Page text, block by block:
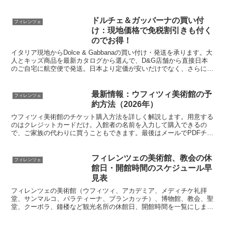
しょう。
フィレンツェ
ドルチェ＆ガッバーナの買い付
け：現地価格で免税割引きも付く
のでお得！
イタリア現地からDolce & Gabbanaの買い付け・発送を承ります。大
人とキッズ商品を最新カタログから選んで、D&G店舗から直接日本
のご自宅に航空便で発送。日本より定価が安いだけでなく、さらにイ
フィレンツェ
最新情報：ウフィツィ美術館の予
約方法（2026年）
ウフィツィ美術館のチケット購入方法を詳しく解説します。用意する
のはクレジットカードだけ。入館者の名前を入力して購入できるの
で、ご家族の代わりに買うこともできます。最後はメールでPDFチケ
フィレンツェ
フィレンツェの美術館、教会の休
館日・開館時間のスケジュール早
見表
フィレンツェの美術館（ウフィツィ、アカデミア、メディチケ礼拝
堂、サンマルコ、パラティーナ、ブランカッチ）、博物館、教会、聖
堂、クーポラ、鐘楼など観光名所の休館日、開館時間を一覧にしまし